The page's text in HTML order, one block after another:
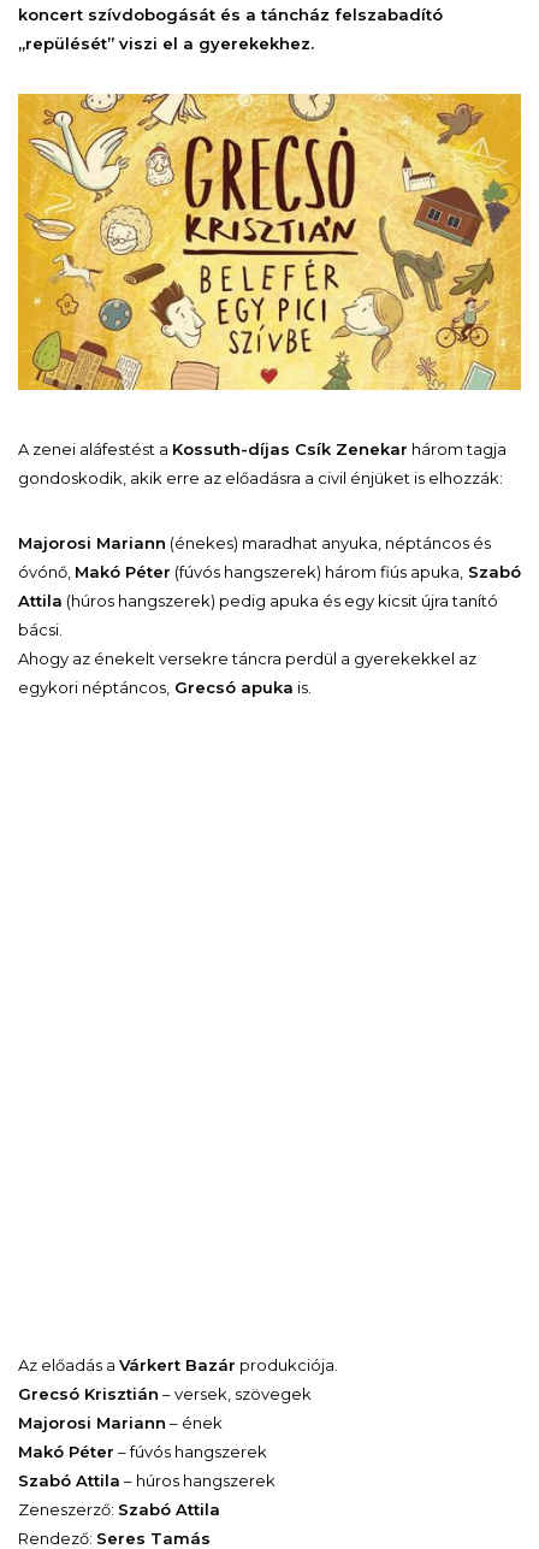
koncert szívdobogását és a táncház felszabadító
„repülését” viszi el a gyerekekhez.
A zenei aláfestést a Kossuth-díjas Csík Zenekar három tagja
gondoskodik, akik erre az előadásra a civil énjüket is elhozzák:
Majorosi Mariann (énekes) maradhat anyuka, néptáncos és
óvónő, Makó Péter (fúvós hangszerek) három fiús apuka, Szabó
Attila (húros hangszerek) pedig apuka és egy kicsit újra tanító
bácsi.
Ahogy az énekelt versekre táncra perdül a gyerekekkel az
egykori néptáncos, Grecsó apuka is.
Az előadás a Várkert Bazár produkciója.
Grecsó Krisztián – versek, szövegek
Majorosi Mariann – ének
Makó Péter – fúvós hangszerek
Szabó Attila – húros hangszerek
Zeneszerző: Szabó Attila
Rendező: Seres Tamás